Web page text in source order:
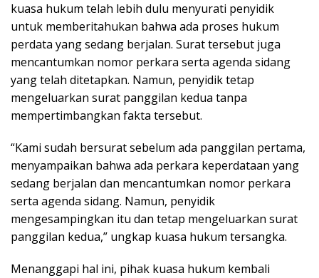
kuasa hukum telah lebih dulu menyurati penyidik
untuk memberitahukan bahwa ada proses hukum
perdata yang sedang berjalan. Surat tersebut juga
mencantumkan nomor perkara serta agenda sidang
yang telah ditetapkan. Namun, penyidik tetap
mengeluarkan surat panggilan kedua tanpa
mempertimbangkan fakta tersebut.
“Kami sudah bersurat sebelum ada panggilan pertama,
menyampaikan bahwa ada perkara keperdataan yang
sedang berjalan dan mencantumkan nomor perkara
serta agenda sidang. Namun, penyidik
mengesampingkan itu dan tetap mengeluarkan surat
panggilan kedua,” ungkap kuasa hukum tersangka.
Menanggapi hal ini, pihak kuasa hukum kembali